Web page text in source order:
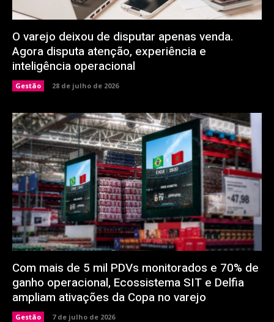
O varejo deixou de disputar apenas venda.
Agora disputa atenção, experiência e
inteligência operacional
Gestão 28 de julho de 2026
Com mais de 5 mil PDVs monitorados e 70% de
ganho operacional, Ecossistema SIT e Delfia
ampliam ativações da Copa no varejo
Gestão 7 de julho de 2026